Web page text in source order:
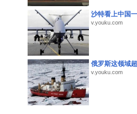
沙特看上中国
v.youku.com
俄罗斯这领域
v.youku.com